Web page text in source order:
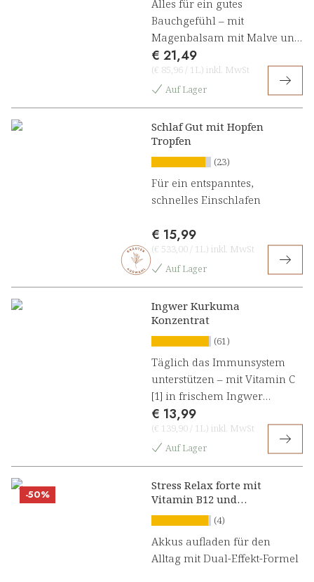
Alles für ein gutes
Bauchgefühl – mit
Magenbalsam mit Malve und
Süßholz Kräuterkonzentrat
€ 21,49
(€ 85,96 / 1L) inkl. MwSt
Auf Lager
Schlaf Gut mit Hopfen
Tropfen
(23)
Für ein entspanntes,
schnelles Einschlafen
€ 15,99
(€ 533,00 / 1L) inkl. MwSt
Auf Lager
Ingwer Kurkuma
Konzentrat
(61)
Täglich das Immunsystem
unterstützen – mit Vitamin C
[1] in frischem Ingwer
Kurkuma Konzentrat
€ 13,99
(€ 139,90 / 1L) inkl. MwSt
Auf Lager
-50%
Stress Relax forte mit
Vitamin B12 und
Ashwagandha Konzentrat
(4)
Akkus aufladen für den
Alltag mit Dual-Effekt-Formel